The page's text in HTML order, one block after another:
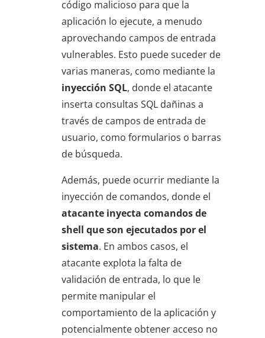
código malicioso para que la
aplicación lo ejecute, a menudo
aprovechando campos de entrada
vulnerables. Esto puede suceder de
varias maneras, como mediante la
inyección SQL, donde el atacante
inserta consultas SQL dañinas a
través de campos de entrada de
usuario, como formularios o barras
de búsqueda.
Además, puede ocurrir mediante la
inyección de comandos, donde el
atacante inyecta comandos de
shell que son ejecutados por el
sistema. En ambos casos, el
atacante explota la falta de
validación de entrada, lo que le
permite manipular el
comportamiento de la aplicación y
potencialmente obtener acceso no